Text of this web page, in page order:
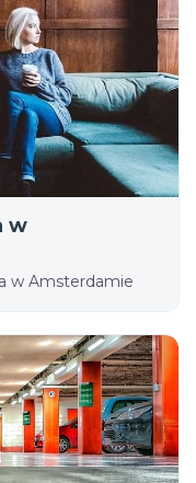
w
w Amsterdamie